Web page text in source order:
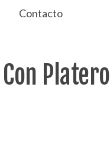
Contacto
Platero